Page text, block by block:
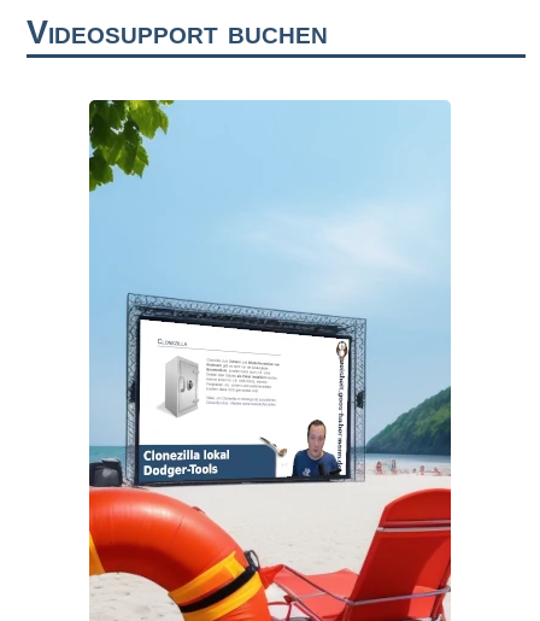
Videosupport buchen